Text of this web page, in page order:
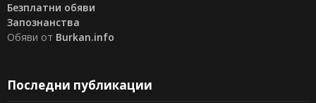
Безплатни обяви
Запознанства
Обяви от Burkan.info
Последни публикации